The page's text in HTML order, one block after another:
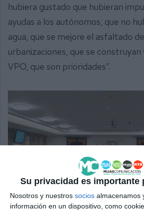
Su privacidad es importante
Nosotros y nuestros socios almacenamos
información en un dispositivo, como
hubiera gustado que hubieran
ayudas a los autónomos, que no
agua, que se mejore el asfaltado
urbanizaciones, que se construyan
VPO, que son prioridades”.